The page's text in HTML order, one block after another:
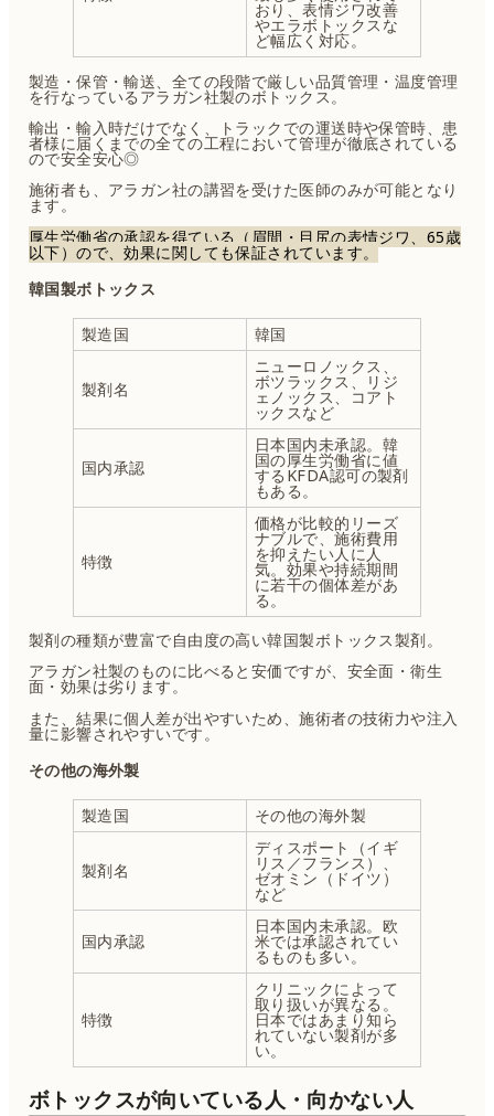
おり、表情ジワ改善
やエラボトックスな
ど幅広く対応。
製造・保管・輸送、全ての段階で厳しい品質管理・温度管理
を行なっているアラガン社製のボトックス。
輸出・輸入時だけでなく、トラックでの運送時や保管時、患
者様に届くまでの全ての工程において管理が徹底されている
ので安全安心◎
施術者も、アラガン社の講習を受けた医師のみが可能となり
ます。
厚生労働省の承認を得ている（眉間・目尻の表情ジワ、65歳
以下）ので、効果に関しても保証されています。
韓国製ボトックス
製造国 韓国
製剤名
ニューロノックス、
ボツラックス、リジ
ェノックス、コアト
ックスなど
国内承認
日本国内未承認。韓
国の厚生労働省に値
するKFDA認可の製剤
もある。
特徴
価格が比較的リーズ
ナブルで、施術費用
を抑えたい人に人
気。効果や持続期間
に若干の個体差があ
る。
製剤の種類が豊富で自由度の高い韓国製ボトックス製剤。
アラガン社製のものに比べると安価ですが、安全面・衛生
面・効果は劣ります。
また、結果に個人差が出やすいため、施術者の技術力や注入
量に影響されやすいです。
その他の海外製
製造国 その他の海外製
製剤名
ディスポート（イギ
リス／フランス）、
ゼオミン（ドイツ）
など
国内承認
日本国内未承認。欧
米では承認されてい
るものも多い。
特徴
クリニックによって
取り扱いが異なる。
日本ではあまり知ら
れていない製剤が多
い。
ボトックスが向いている人・向かない人